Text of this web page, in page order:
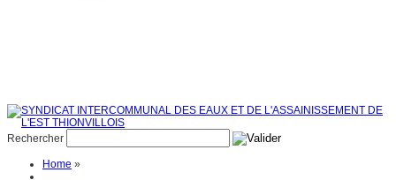
Rechercher
Home »